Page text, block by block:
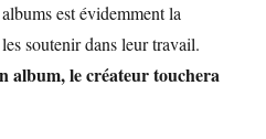
est évidemment la
soutenir dans leur travail.
album, le créateur touchera